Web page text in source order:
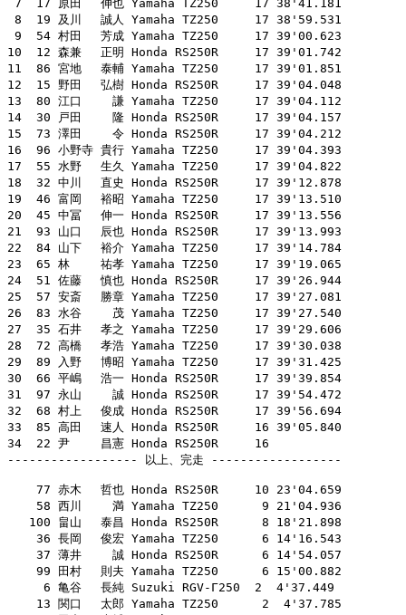
7  17 原田　 伸也 Yamaha TZ250     17 38'41.181
8  19 及川　 誠人 Yamaha TZ250     17 38'59.531
9  54 村田　 芳成 Yamaha TZ250     17 39'00.623
10  12 森兼　 正明 Honda RS250R     17 39'01.742
11  86 宮地　 泰輔 Yamaha TZ250     17 39'01.851
12  15 野田　 弘樹 Honda RS250R     17 39'04.048
13  80 江口　　 謙 Yamaha TZ250     17 39'04.112
14  30 戸田　　 隆 Honda RS250R     17 39'04.157
15  73 澤田　　 令 Honda RS250R     17 39'04.212
16  96 小野寺 貴行 Yamaha TZ250     17 39'04.393
17  55 水野　 生久 Yamaha TZ250     17 39'04.822
18  32 中川　 直史 Honda RS250R     17 39'12.878
19  46 富岡　 裕昭 Yamaha TZ250     17 39'13.510
20  45 中冨　 伸一 Honda RS250R     17 39'13.556
21  93 山口　 辰也 Honda RS250R     17 39'13.993
22  84 山下　 裕介 Yamaha TZ250     17 39'14.784
23  65 林　　 祐孝 Yamaha TZ250     17 39'19.065
24  51 佐藤　 慎也 Honda RS250R     17 39'26.944
25  57 安斎　 勝章 Yamaha TZ250     17 39'27.081
26  83 水谷　　 茂 Yamaha TZ250     17 39'27.540
27  35 石井　 孝之 Yamaha TZ250     17 39'29.606
28  72 高橋　 孝浩 Yamaha TZ250     17 39'30.038
29  89 入野　 博昭 Yamaha TZ250     17 39'31.425
30  66 平嶋　 浩一 Honda RS250R     17 39'39.854
31  97 永山　　 誠 Honda RS250R     17 39'54.472
32  68 村上　 俊成 Honda RS250R     17 39'56.694
33  85 高田　 速人 Honda RS250R     16 39'05.840
34  22 尹　　 昌憲 Honda RS250R     16
------------------ 以上、完走 ------------------
    77 赤木　 哲也 Honda RS250R     10 23'04.659
    58 西川　　 満 Yamaha TZ250      9 21'04.936
   100 畠山　 泰昌 Honda RS250R      8 18'21.898
    36 長岡　 俊宏 Yamaha TZ250      6 14'16.543
    37 薄井　　 誠 Honda RS250R      6 14'54.057
    99 田村　 則夫 Yamaha TZ250      6 15'00.882
     6 亀谷　 長純 Suzuki RGV-Γ250  2  4'37.449
    13 関口　 太郎 Yamaha TZ250      2  4'37.785